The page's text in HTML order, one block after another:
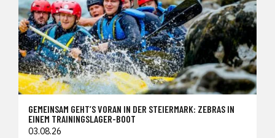
GEMEINSAM GEHT’S VORAN IN DER STEIERMARK: ZEBRAS IN
EINEM TRAININGSLAGER-BOOT
03.08.26